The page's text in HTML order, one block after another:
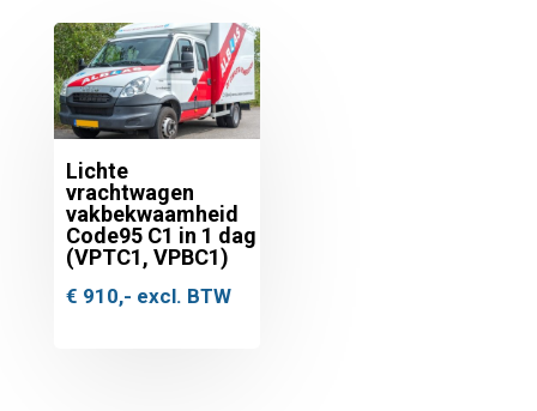
Lichte
vrachtwagen
vakbekwaamheid
Code95 C1 in 1 dag
(VPTC1, VPBC1)
€ 910,- excl. BTW